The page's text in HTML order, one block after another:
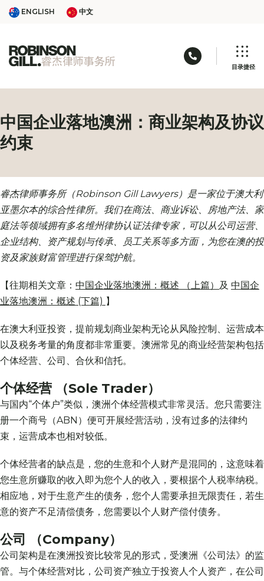
SkipENGLISH
ENGLISH 中文
中文
联络电话: 03
目录捷径
中国企业落地澳洲：商业架构及协议
约束
睿杰律师事务所（Robinson Gill Lawyers）是一家位于澳大利
亚墨尔本的综合性律所。我们在商法、商业诉讼、房地产法、家
庭法等领域拥有多名维州律协认证法律专家，可以从公司运营、
企业结构、资产规划与传承、员工关系等多方面，为您在澳的投
资及家族财富管理进行保驾护航。
【往期相关文章： 中国企业落地澳洲：概述 （上篇） 及 中国企
业落地澳洲：概述 (下篇) 】
在澳大利亚投资，提前规划商业架构无论从风险控制、运营成本
以及税务考量的角度都非常重要。澳洲常见的商业经营架构包括
个体经营、公司、合伙和信托。
个体经营 （Sole Trader）
与国内“个体户”类似，澳洲个体经营模式非常灵活。您只需要注
册一个商号（ABN）便可开展经营活动，没有过多的法律约
束，运营成本也相对较低。
个体经营者的缺点是，您的生意和个人财产是混同的，这意味着
您生意所赚取的收入即为您个人的收入，要根据个人税率纳税。
相应地，对于生意产生的债务，您个人需要承担无限责任，若生
意的资产不足清偿债务，您需要以个人财产偿付债务。
公司 （Company）
公司架构是在澳洲投资比较常见的形式，受澳洲《公司法》的监
管。与个体经营对比，公司资产独立于投资人个人资产，在公司